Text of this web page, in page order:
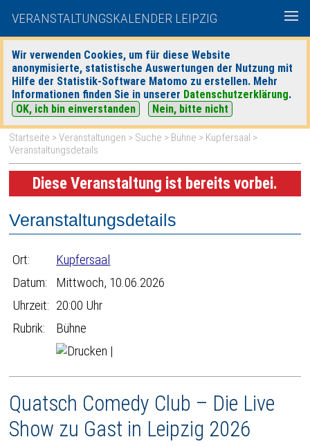
VERANSTALTUNGSKALENDER LEIPZIG
Wir verwenden Cookies, um für diese Website
anonymisierte, statistische Auswertungen der Nutzung mit
Hilfe der Statistik-Software Matomo zu erstellen. Mehr
Informationen finden Sie in unserer Datenschutzerklärung.
OK, ich bin einverstanden
Nein, bitte nicht
heute|morgen| Detaillierte Suche
Startseite >Veranstaltungen > Suche > Bühne > Kupfersaal >
Veranstaltungsdetails
Diese Veranstaltung ist bereits vorbei.
Veranstaltungsdetails
Ort:
Kupfersaal
Datum:
Mittwoch, 10.06.2026
Uhrzeit: 20:00 Uhr
Rubrik:
Bühne
|
Quatsch Comedy Club – Die Live
Show zu Gast in Leipzig 2026